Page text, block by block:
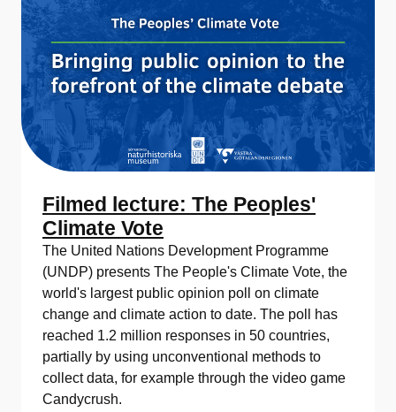
Filmed lecture: The Peoples'
Climate Vote
The United Nations Development Programme
(UNDP) presents The People's Climate Vote, the
world's largest public opinion poll on climate
change and climate action to date. The poll has
reached 1.2 million responses in 50 countries,
partially by using unconventional methods to
collect data, for example through the video game
Candycrush.